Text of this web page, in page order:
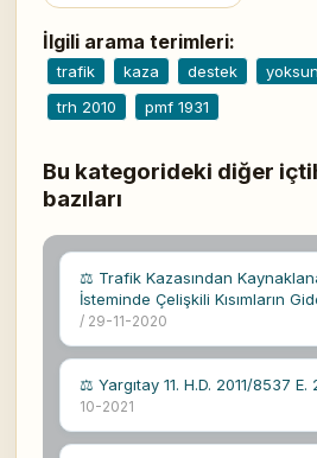
İlgili arama terimleri:
trafik kaza destek
trh 2010
pmf 1931
Bu kategorideki diğer
bazıları
⚖ Trafik Kazasından
İsteminde Çelişkili Kısımların
/ 29-11-2020
⚖ Yargıtay 11. H.D. 2011/8537 E.
10-2021